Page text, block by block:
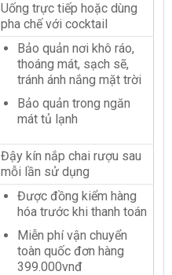
Uống trực tiếp hoặc dùng
pha chế với cocktail
Bảo quản nơi khô ráo,
thoáng mát, sạch sẽ,
tránh ánh nắng mặt trời
Bảo quản trong ngăn
mát tủ lạnh
Đậy kín nắp chai rượu sau
mỗi lần sử dụng
Được đồng kiểm hàng
hóa trước khi thanh toán
Miễn phí vận chuyển
toàn quốc đơn hàng
399.000vnđ